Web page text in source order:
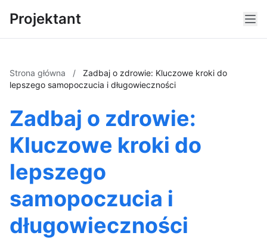
Projektant
Strona główna /
Zadbaj o zdrowie: Kluczowe kroki do
lepszego samopoczucia i długowieczności
Zadbaj o zdrowie:
Kluczowe kroki do
lepszego
samopoczucia i
długowieczności